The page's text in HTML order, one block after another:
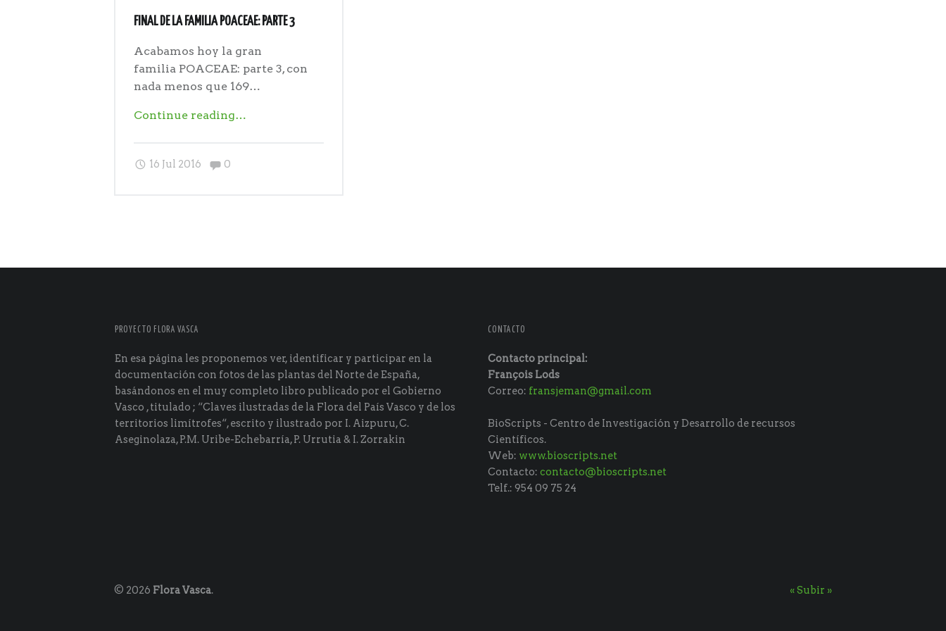
FINAL DE LA FAMILIA POACEAE: PARTE 3
Acabamos hoy la gran
familia POACEAE: parte 3, con
nada menos que 169…
Continue reading"Final
…
16 Jul 2016 Comments:
0
PROYECTO FLORA VASCA
En esa página les proponemos ver, identificar y participar en la
documentación con fotos de las plantas del Norte de España,
basándonos en el muy completo libro publicado por el Gobierno
Vasco , titulado ; “Claves ilustradas de la Flora del País Vasco y de los
territorios limítrofes“, escrito y ilustrado por I. Aizpuru, C.
Aseginolaza, P.M. Uribe-Echebarría, P. Urrutia & I. Zorrakin
CONTACTO
Contacto principal:
François Lods
Correo: fransjeman@gmail.com
BioScripts - Centro de Investigación y Desarrollo de recursos
Científicos.
Web: www.bioscripts.net
Contacto:contacto@bioscripts.net
Telf.: 954 09 75 24
© 2026 Flora Vasca. « Subir »